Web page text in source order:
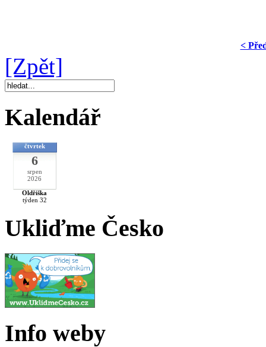
<
[Zpět]
Kalendář
čtvrtek
6
srpen
2026
Oldřiška
týden 32
Ukliďme Česko
Info weby